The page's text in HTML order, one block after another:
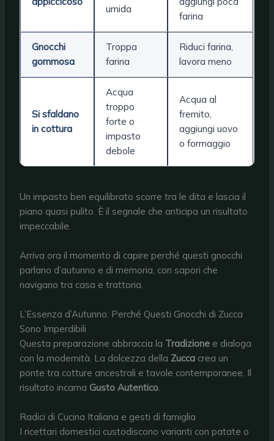
umida
farina
Gnocchi
gommosa
Troppa
farina
Riduci farina,
lavora meno
Si sfaldano
in cottura
Acqua
troppo
forte o
impasto
debole
Acqua al
fremito,
aggiungi uovo
o formaggio
Un impasto ben equilibrato scorre tra le dita e lascia il
piano quasi pulito. È il segnale che anticipa un risultato
impeccabile.
Arriva ora il momento di capire perché questi gnocchi
parlano d’autunno e di memoria, con sapori che
navigano tra casa e trattoria.
L’Essenza d’Autunno: Perché Questi Gnocchi di Zucca
Sono Imperdibili
Questa preparazione abbraccia la Tradizione e dialoga
con la modernità. La dolcezza della Zucca crea un
ponte tra cotture ancestrali e tavole contemporanee. Il
risultato incarna Gusto Autentico.
Radici di Cucina Italiana e gesti di famiglia
I ricettari domestici custodiscono varianti con patate o